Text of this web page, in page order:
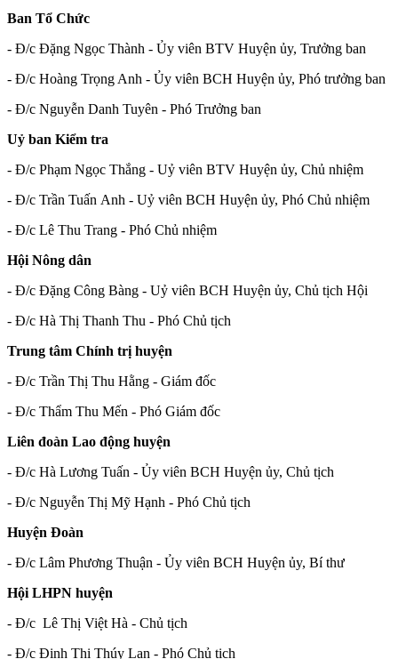
Ban Tổ Chức
- Đ/c Đặng Ngọc Thành - Ủy viên BTV Huyện ủy, Trưởng ban
- Đ/c Hoàng Trọng Anh - Ủy viên BCH Huyện ủy, Phó trưởng ban
- Đ/c Nguyễn Danh Tuyên - Phó Trưởng ban
Uỷ ban Kiểm tra
- Đ/c Phạm Ngọc Thắng - Uỷ viên BTV Huyện ủy, Chủ nhiệm
- Đ/c Trần Tuấn Anh - Uỷ viên BCH Huyện ủy, Phó Chủ nhiệm
- Đ/c Lê Thu Trang - Phó Chủ nhiệm
Hội Nông dân
- Đ/c Đặng Công Bàng - Uỷ viên BCH Huyện ủy, Chủ tịch Hội
- Đ/c Hà Thị Thanh Thu - Phó Chủ tịch
Trung tâm Chính trị huyện
- Đ/c Trần Thị Thu Hằng - Giám đốc
- Đ/c Thẩm Thu Mến - Phó Giám đốc
Liên đoàn Lao động huyện
- Đ/c Hà Lương Tuấn - Ủy viên BCH Huyện ủy, Chủ tịch
- Đ/c Nguyễn Thị Mỹ Hạnh - Phó Chủ tịch
Huyện Đoàn
- Đ/c Lâm Phương Thuận - Ủy viên BCH Huyện ủy, Bí thư
Hội LHPN huyện
- Đ/c Lê Thị Việt Hà - Chủ tịch
- Đ/c Đinh Thị Thúy Lan - Phó Chủ tịch